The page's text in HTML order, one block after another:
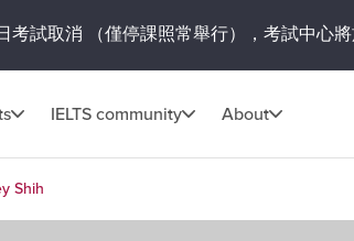
考試取消 （僅停課照常舉行），考試中心
IELTS community About
Shih